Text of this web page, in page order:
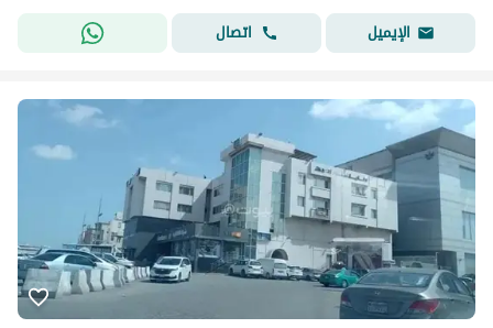
الإيميل
اتصال